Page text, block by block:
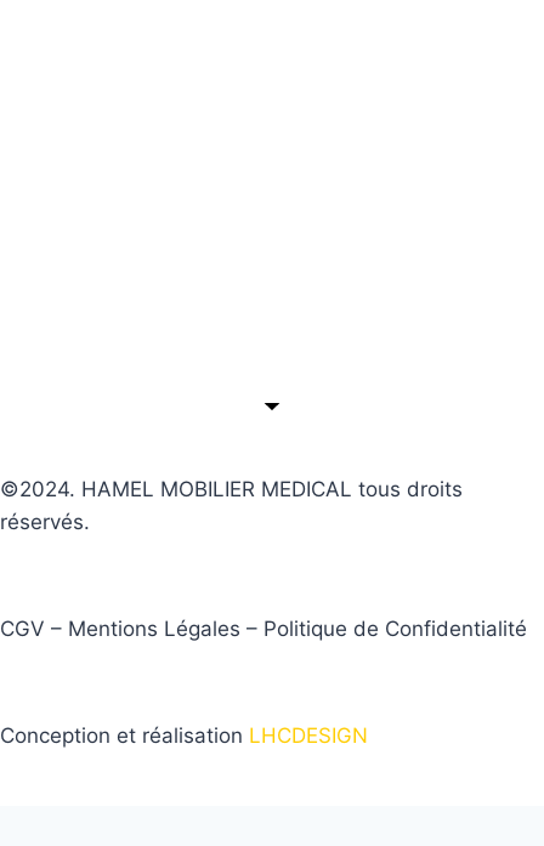
©2024. HAMEL MOBILIER MEDICAL tous droits
réservés.
CGV – Mentions Légales – Politique de Confidentialité
Conception et réalisation LHCDESIGN